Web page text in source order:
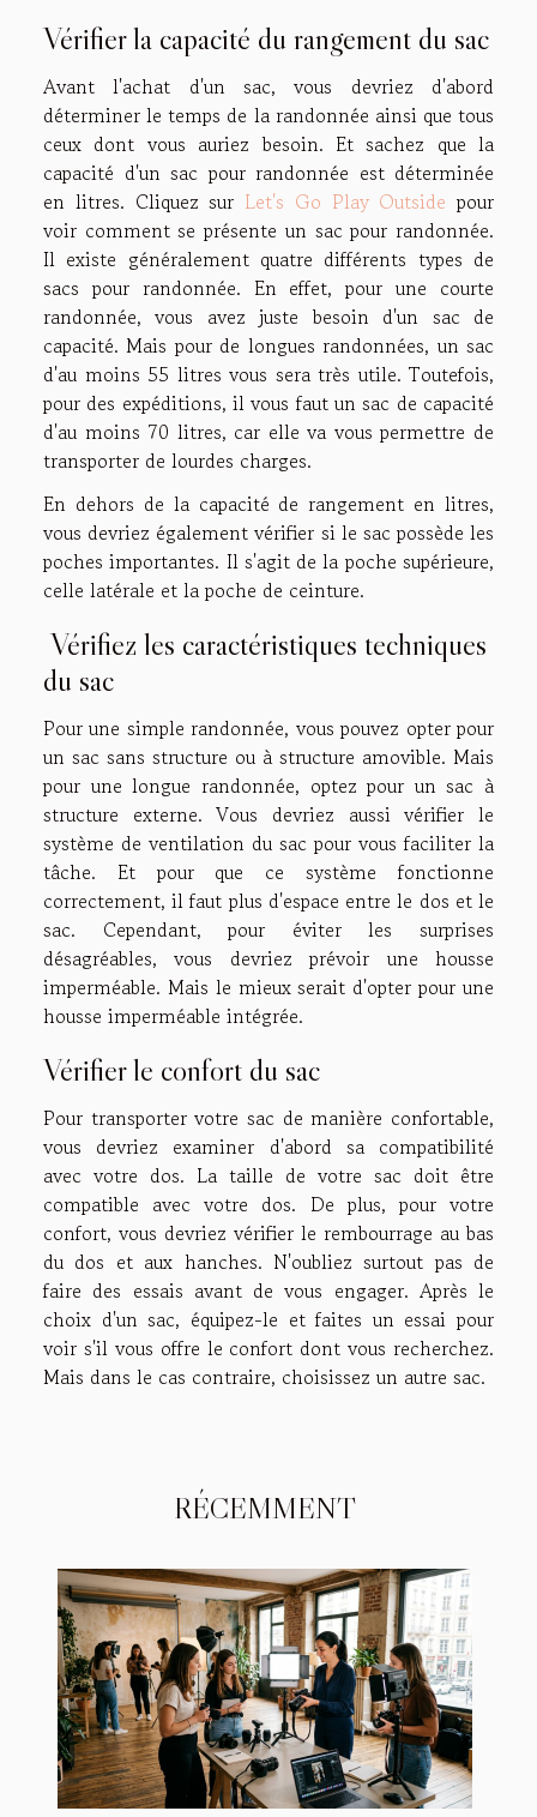
Vérifier la capacité du rangement du sac
Avant l'achat d'un sac, vous devriez d'abord
déterminer le temps de la randonnée ainsi que tous
ceux dont vous auriez besoin. Et sachez que la
capacité d'un sac pour randonnée est déterminée
en litres. Cliquez sur Let's Go Play Outside pour
voir comment se présente un sac pour randonnée.
Il existe généralement quatre différents types de
sacs pour randonnée. En effet, pour une courte
randonnée, vous avez juste besoin d'un sac de
capacité. Mais pour de longues randonnées, un sac
d'au moins 55 litres vous sera très utile. Toutefois,
pour des expéditions, il vous faut un sac de capacité
d'au moins 70 litres, car elle va vous permettre de
transporter de lourdes charges.
En dehors de la capacité de rangement en litres,
vous devriez également vérifier si le sac possède les
poches importantes. Il s'agit de la poche supérieure,
celle latérale et la poche de ceinture.
Vérifiez les caractéristiques techniques
du sac
Pour une simple randonnée, vous pouvez opter pour
un sac sans structure ou à structure amovible. Mais
pour une longue randonnée, optez pour un sac à
structure externe. Vous devriez aussi vérifier le
système de ventilation du sac pour vous faciliter la
tâche. Et pour que ce système fonctionne
correctement, il faut plus d'espace entre le dos et le
sac. Cependant, pour éviter les surprises
désagréables, vous devriez prévoir une housse
imperméable. Mais le mieux serait d'opter pour une
housse imperméable intégrée.
Vérifier le confort du sac
Pour transporter votre sac de manière confortable,
vous devriez examiner d'abord sa compatibilité
avec votre dos. La taille de votre sac doit être
compatible avec votre dos. De plus, pour votre
confort, vous devriez vérifier le rembourrage au bas
du dos et aux hanches. N'oubliez surtout pas de
faire des essais avant de vous engager. Après le
choix d'un sac, équipez-le et faites un essai pour
voir s'il vous offre le confort dont vous recherchez.
Mais dans le cas contraire, choisissez un autre sac.
RÉCEMMENT